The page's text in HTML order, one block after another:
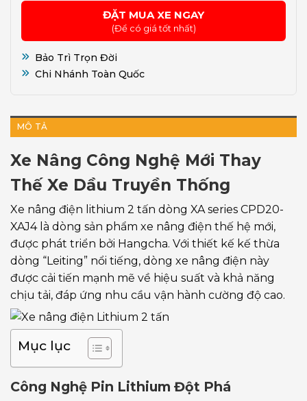
ĐẶT MUA XE NGAY
(Để có giá tốt nhất)
Bảo Trì Trọn Đời
Chi Nhánh Toàn Quốc
MÔ TẢ
Xe Nâng Công Nghệ Mới Thay
Thế Xe Dầu Truyền Thống
Xe nâng điện lithium 2 tấn dòng XA series CPD20-
XAJ4 là dòng sản phẩm xe nâng điện thế hệ mới,
được phát triển bởi Hangcha. Với thiết kế kế thừa
dòng “Leiting” nổi tiếng, dòng xe nâng điện này
được cải tiến mạnh mẽ về hiệu suất và khả năng
chịu tải, đáp ứng nhu cầu vận hành cường độ cao.
Mục lục
Công Nghệ Pin Lithium Đột Phá